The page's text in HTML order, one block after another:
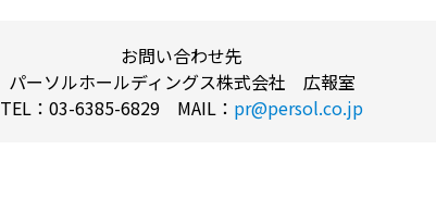
お問い合わせ先
パーソルホールディングス株式会社 広報室
TEL ：03-6385-6829 MAIL ： pr@persol.co.jp